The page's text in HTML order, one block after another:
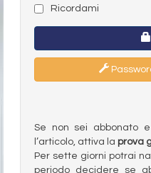
Ricordami
Se non sei abbonato
l’articolo, attiva la prova
Per sette giorni potrai
periodo decidere se